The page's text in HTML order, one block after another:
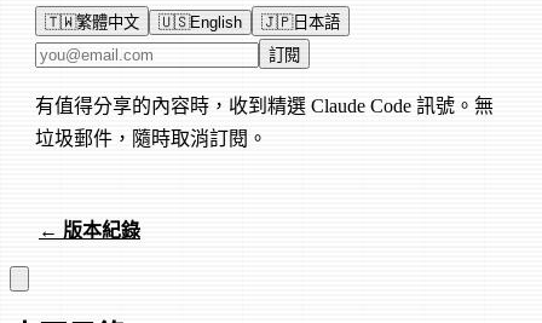
🇹🇼繁體中文 🇺🇸English 🇯🇵日本語
電子郵件地址 訂閱
有值得分享的內容時，收到精選 Claude Code 訊號。無
垃圾郵件，隨時取消訂閱。
← 版本紀錄